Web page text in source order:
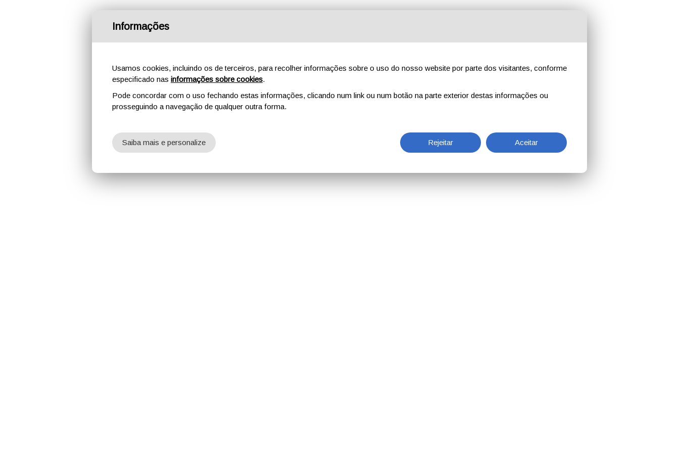
Informações
Usamos cookies, incluindo os de terceiros, para recolher informações sobre o uso do nosso website por parte dos visitantes, conforme
especificado nas informações sobre cookies.
Pode concordar com o uso fechando estas informações, clicando num link ou num botão na parte exterior destas informações ou
prosseguindo a navegação de qualquer outra forma.
Rejeitar Aceitar
Saiba mais e personalize